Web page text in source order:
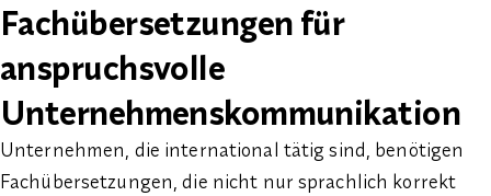
Fachübersetzungen für
anspruchsvolle
Unternehmenskommunikation
Unternehmen, die international tätig sind, benötigen
Fachübersetzungen, die nicht nur sprachlich korrekt